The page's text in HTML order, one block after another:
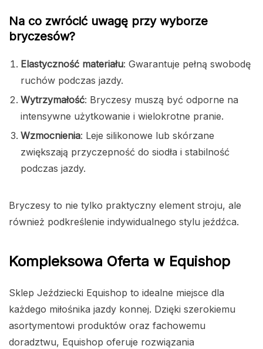
Na co zwrócić uwagę przy wyborze
bryczesów?
Elastyczność materiału: Gwarantuje pełną swobodę
ruchów podczas jazdy.
Wytrzymałość: Bryczesy muszą być odporne na
intensywne użytkowanie i wielokrotne pranie.
Wzmocnienia: Leje silikonowe lub skórzane
zwiększają przyczepność do siodła i stabilność
podczas jazdy.
Bryczesy to nie tylko praktyczny element stroju, ale
również podkreślenie indywidualnego stylu jeźdźca.
Kompleksowa Oferta w Equishop
Sklep Jeździecki Equishop to idealne miejsce dla
każdego miłośnika jazdy konnej. Dzięki szerokiemu
asortymentowi produktów oraz fachowemu
doradztwu, Equishop oferuje rozwiązania